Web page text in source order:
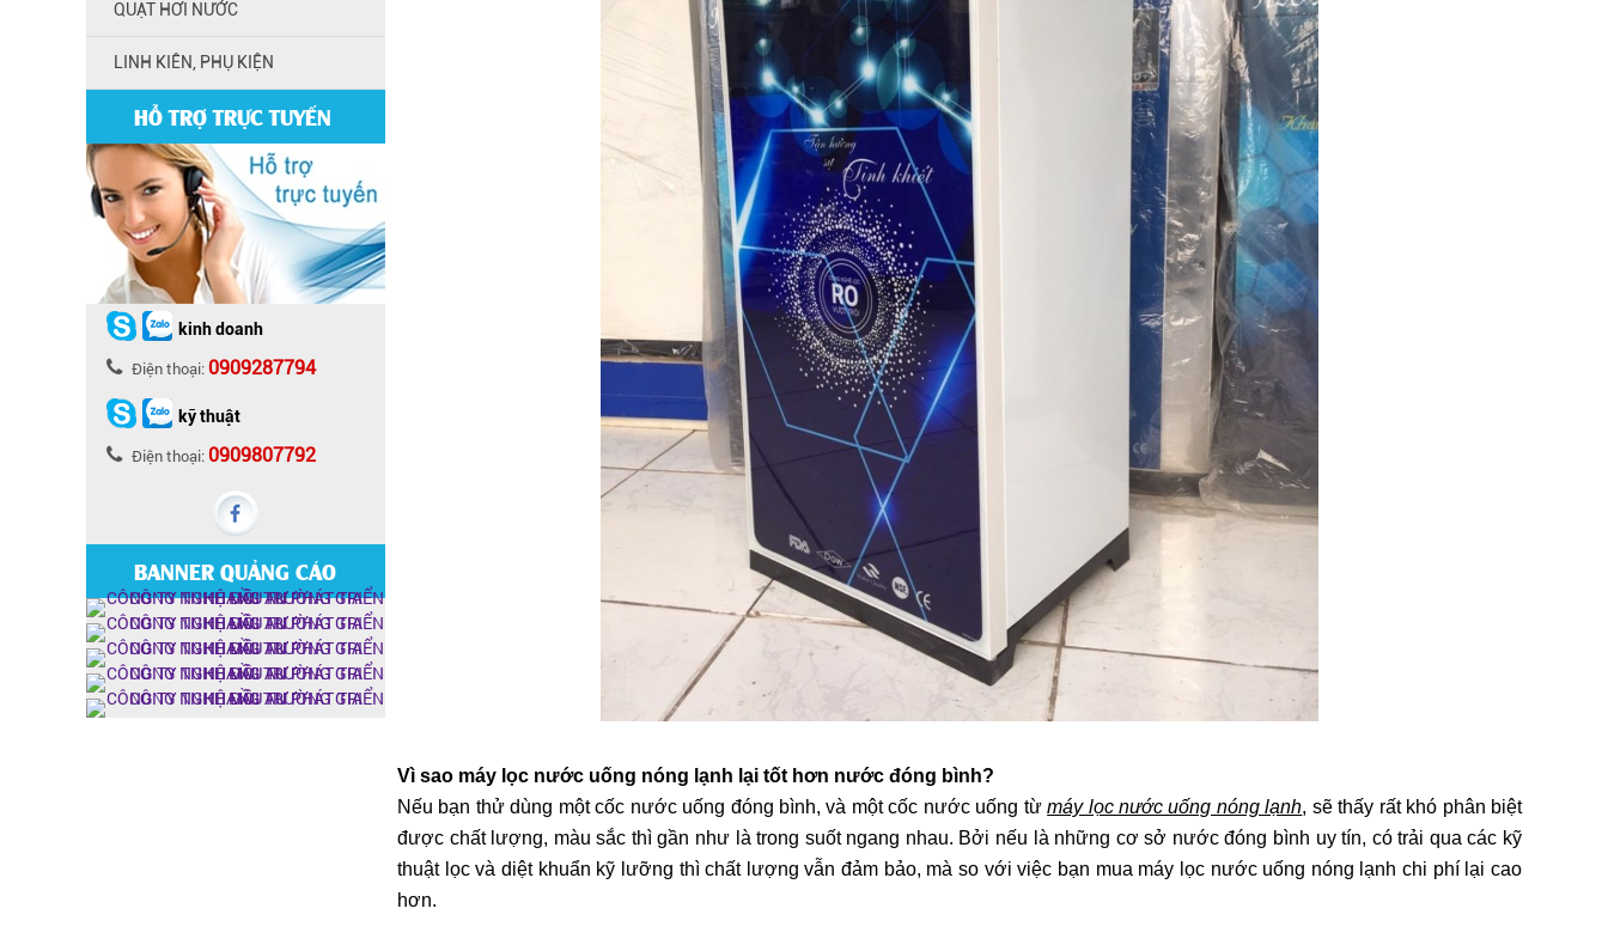
Vì sao máy lọc nước uống nóng lạnh lại tốt hơn nước đóng bình?
Nếu bạn thử dùng một cốc nước uống đóng bình, và một cốc nước uống từmáy lọc nước uống nóng lạnh, sẽ thấy rất khó phân biệt
được chất lượng, màu sắc thì gần như là trong suốt ngang nhau. Bởi nếu là những cơ sở nước đóng bình uy tín, có trải qua các kỹ
thuật lọc và diệt khuẩn kỹ lưỡng thì chất lượng vẫn đảm bảo, mà so với việc bạn mua máy lọc nước uống nóng lạnh chi phí lại cao
hơn.
QUẠT HƠI NƯỚC
LINH KIÊN, PHỤ KIỆN
HỖ TRỢ TRỰC TUYẾN
kinh doanh
Điện thoại:0909287794
kỹ thuật
Điện thoại:0909807792
BANNER QUẢNG CÁO